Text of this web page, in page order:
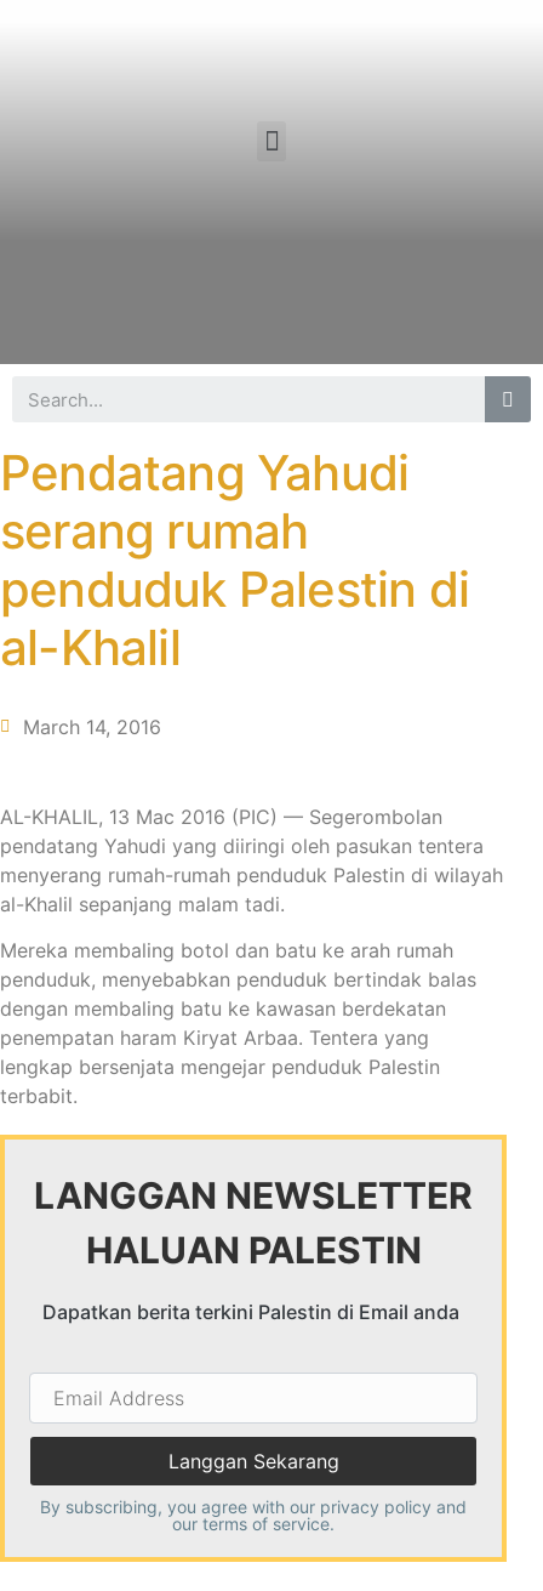
Pendatang Yahudi
serang rumah
penduduk Palestin di
al-Khalil
March 14, 2016
AL-KHALIL, 13 Mac 2016 (PIC) — Segerombolan
pendatang Yahudi yang diiringi oleh pasukan tentera
menyerang rumah-rumah penduduk Palestin di wilayah
al-Khalil sepanjang malam tadi.
Mereka membaling botol dan batu ke arah rumah
penduduk, menyebabkan penduduk bertindak balas
dengan membaling batu ke kawasan berdekatan
penempatan haram Kiryat Arbaa. Tentera yang
lengkap bersenjata mengejar penduduk Palestin
terbabit.
LANGGAN NEWSLETTER
HALUAN PALESTIN
Dapatkan berita terkini Palestin di Email anda
Email
Address
By subscribing, you agree with our privacy policy and
our terms of service.